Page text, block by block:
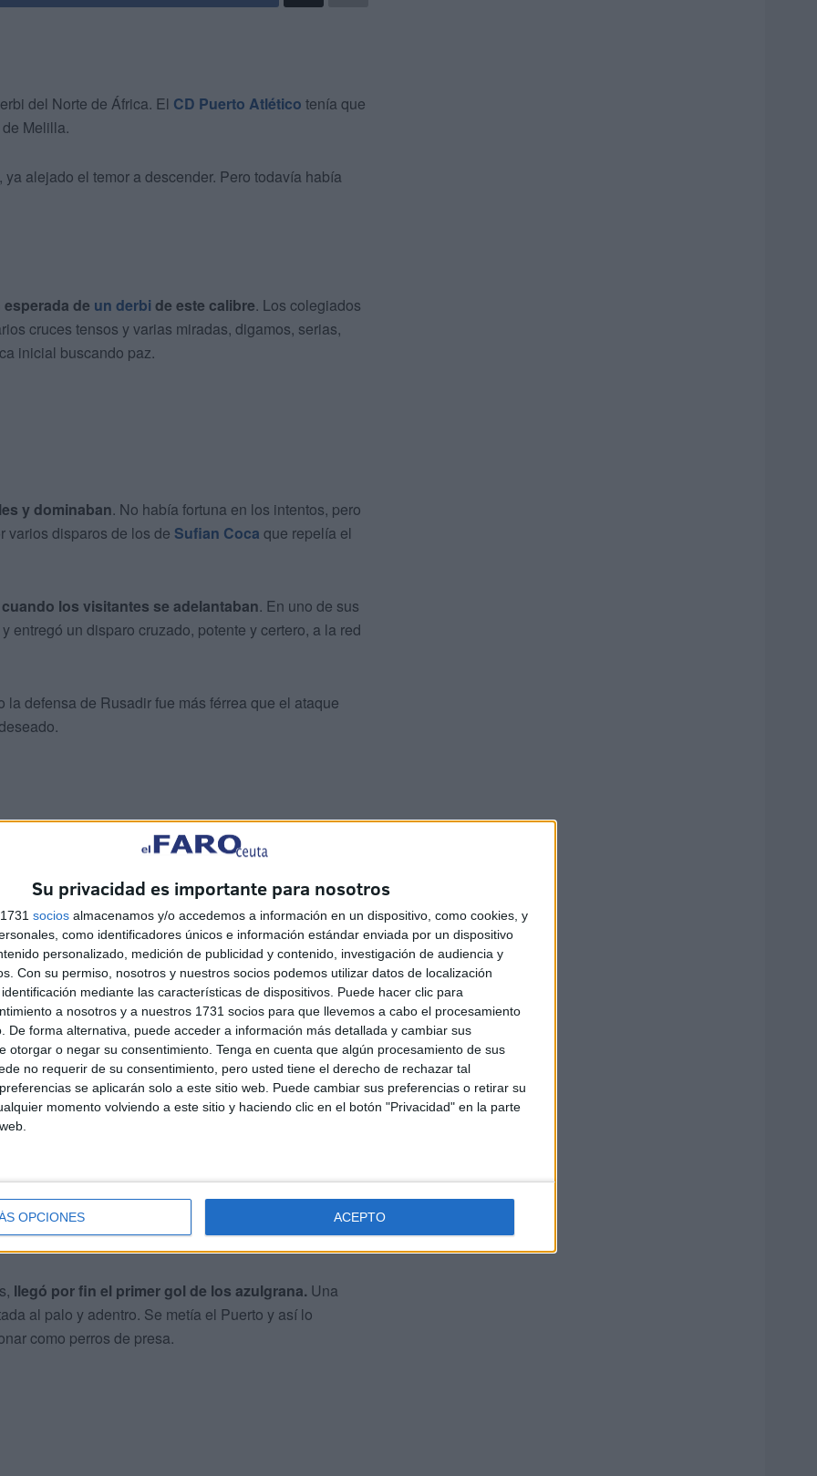
Su privacidad es importante para nosotros
socios almacenamos y/o accedemos a información en un dispositivo, como cookies, y
como identificadores únicos e información estándar enviada por un dispositivo
personalizado, medición de publicidad y contenido, investigación de audiencia y
Con su permiso, nosotros y nuestros socios podemos utilizar datos de localización
mediante las características de dispositivos. Puede hacer clic para
a nosotros y a nuestros 1731 socios para que llevemos a cabo el procesamiento
De forma alternativa, puede acceder a información más detallada y cambiar sus
otorgar o negar su consentimiento. Tenga en cuenta que algún procesamiento de sus
no requerir de su consentimiento, pero usted tiene el derecho de rechazar tal
se aplicarán solo a este sitio web. Puede cambiar sus preferencias o retirar su
momento volviendo a este sitio y haciendo clic en el botón "Privacidad" en la parte
OPCIONES ACEPTO
del Norte de África. El CD Puerto Atlético tenía que
Melilla.
alejado el temor a descender. Pero todavía había
de un derbi de este calibre. Los colegiados
cruces tensos y varias miradas, digamos, serias,
inicial buscando paz.
y dominaban. No había fortuna en los intentos, pero
varios disparos de los de Sufian Coca que repelía el
cuando los visitantes se adelantaban. En uno de sus
entregó un disparo cruzado, potente y certero, a la red
defensa de Rusadir fue más férrea que el ataque
otro tanto del Rusadir. No estaban saliendo las
unos últimos intentos finales descansó los de Ceuta
derbi y los puntos en La Libertad.
llegó por fin el primer gol de los azulgrana. Una
al palo y adentro. Se metía el Puerto y así lo
como perros de presa.